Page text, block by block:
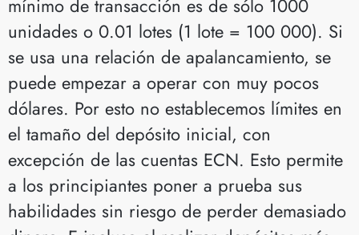
mínimo de transacción es de sólo 1000
unidades o 0.01 lotes (1 lote = 100 000). Si
se usa una relación de apalancamiento, se
puede empezar a operar con muy pocos
dólares. Por esto no establecemos límites en
el tamaño del depósito inicial, con
excepción de las cuentas ECN. Esto permite
a los principiantes poner a prueba sus
habilidades sin riesgo de perder demasiado